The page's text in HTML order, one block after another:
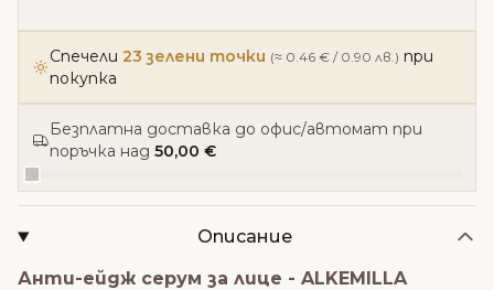
Спечели 23 зелени точки (≈ 0.46 € / 0.90 лв.) при
покупка
Безплатна доставка до офис/автомат при
поръчка над 50,00 €
Описание
Анти-ейдж серум за лице - ALKEMILLA